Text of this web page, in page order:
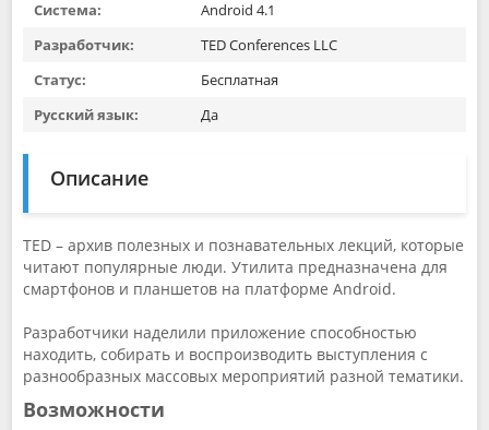
Система:
Android 4.1
Разработчик:
TED Conferences LLC
Статус:
Бесплатная
Русский язык:
Да
Описание
TED – архив полезных и познавательных лекций, которые
читают популярные люди. Утилита предназначена для
смартфонов и планшетов на платформе Android.
Разработчики наделили приложение способностью
находить, собирать и воспроизводить выступления с
разнообразных массовых мероприятий разной тематики.
Возможности